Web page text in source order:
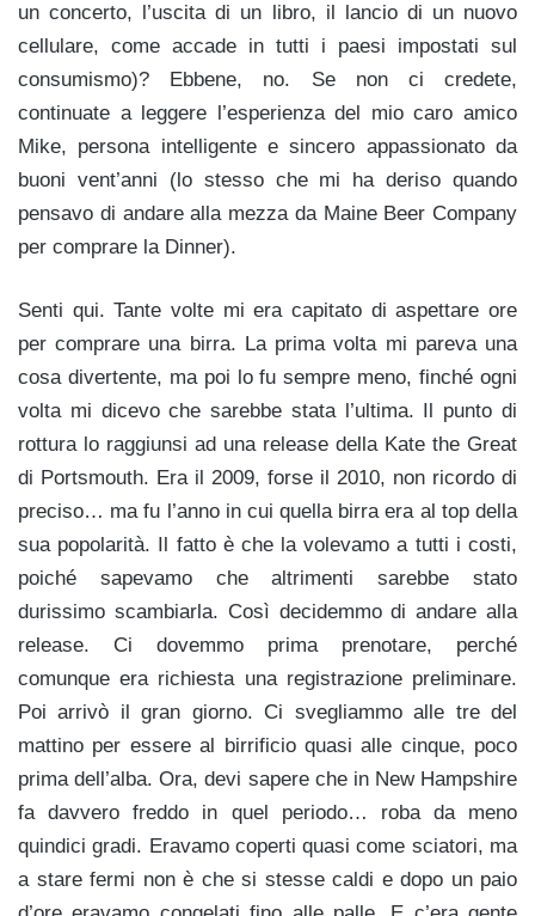
un concerto, l’uscita di un libro, il lancio di un nuovo
cellulare, come accade in tutti i paesi impostati sul
consumismo)? Ebbene, no. Se non ci credete,
continuate a leggere l’esperienza del mio caro amico
Mike, persona intelligente e sincero appassionato da
buoni vent’anni (lo stesso che mi ha deriso quando
pensavo di andare alla mezza da Maine Beer Company
per comprare la Dinner).
Senti qui. Tante volte mi era capitato di aspettare ore
per comprare una birra. La prima volta mi pareva una
cosa divertente, ma poi lo fu sempre meno, finché ogni
volta mi dicevo che sarebbe stata l’ultima. Il punto di
rottura lo raggiunsi ad una release della Kate the Great
di Portsmouth. Era il 2009, forse il 2010, non ricordo di
preciso… ma fu l’anno in cui quella birra era al top della
sua popolarità. Il fatto è che la volevamo a tutti i costi,
poiché sapevamo che altrimenti sarebbe stato
durissimo scambiarla. Così decidemmo di andare alla
release. Ci dovemmo prima prenotare, perché
comunque era richiesta una registrazione preliminare.
Poi arrivò il gran giorno. Ci svegliammo alle tre del
mattino per essere al birrificio quasi alle cinque, poco
prima dell’alba. Ora, devi sapere che in New Hampshire
fa davvero freddo in quel periodo… roba da meno
quindici gradi. Eravamo coperti quasi come sciatori, ma
a stare fermi non è che si stesse caldi e dopo un paio